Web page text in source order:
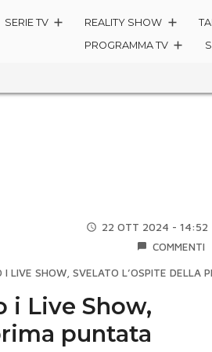
SERIE TV REALITY SHOW
PROGRAMMA TV
22 OTT 2024 - 14:52
COMMENTI
SHOW, SVELATO L’OSPITE DELLA
i Live Show,
puntata